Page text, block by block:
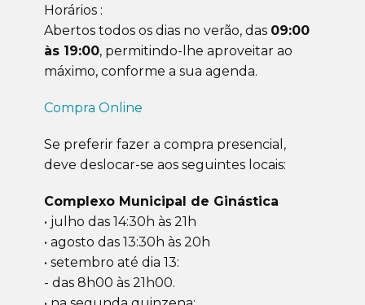
Horários :
Abertos todos os dias no verão, das 09:00
às 19:00, permitindo-lhe aproveitar ao
máximo, conforme a sua agenda.
Compra Online
Se preferir fazer a compra presencial,
deve deslocar-se aos seguintes locais:
Complexo Municipal de Ginástica
• julho das 14:30h às 21h
• agosto das 13:30h às 20h
• setembro até dia 13:
- das 8h00 às 21h00.